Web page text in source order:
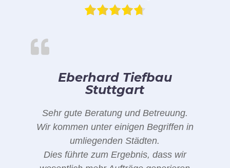
Eberhard Tiefbau
Stuttgart
Sehr gute Beratung und Betreuung.
Wir kommen unter einigen Begriffen in
umliegenden Städten.
Dies führte zum Ergebnis, dass wir